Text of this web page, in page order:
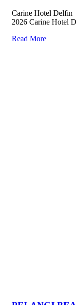
Carine Hotel Delfin
2026 Carine Hotel
Read More